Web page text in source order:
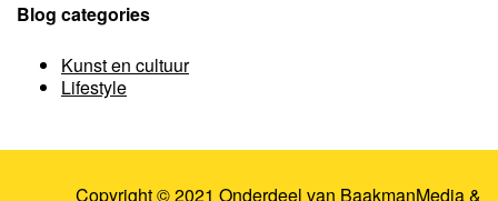
Blog categories
Kunst en cultuur
Lifestyle
Copyright © 2021 Onderdeel van BaakmanMedia&